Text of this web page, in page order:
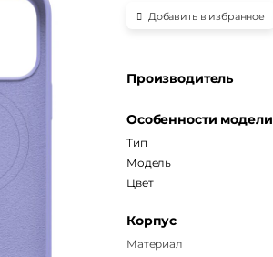
Добавить в избранное
Производитель
Особенности модели
Тип
Модель
Цвет
Корпус
Материал